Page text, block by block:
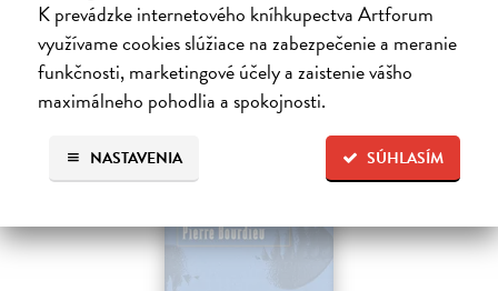
K prevádzke internetového kníhkupectva Artforum
využívame cookies slúžiace na zabezpečenie a meranie
funkčnosti, marketingové účely a zaistenie vášho
maximálneho pohodlia a spokojnosti.
SÚHLASÍM
NASTAVENIA
Ďalšie z kategórie sociológia
na sklade